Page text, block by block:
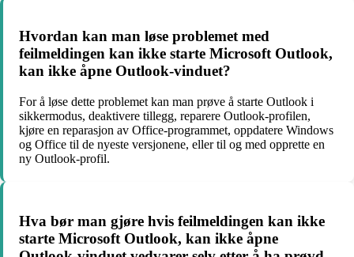
Hvordan kan man løse problemet med
feilmeldingen kan ikke starte Microsoft Outlook,
kan ikke åpne Outlook-vinduet?
For å løse dette problemet kan man prøve å starte Outlook i
sikkermodus, deaktivere tillegg, reparere Outlook-profilen,
kjøre en reparasjon av Office-programmet, oppdatere Windows
og Office til de nyeste versjonene, eller til og med opprette en
ny Outlook-profil.
Hva bør man gjøre hvis feilmeldingen kan ikke
starte Microsoft Outlook, kan ikke åpne